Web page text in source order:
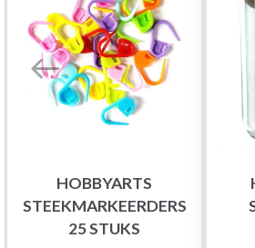
HOBBYARTS
STEEKMARKEERDERS
25 STUKS